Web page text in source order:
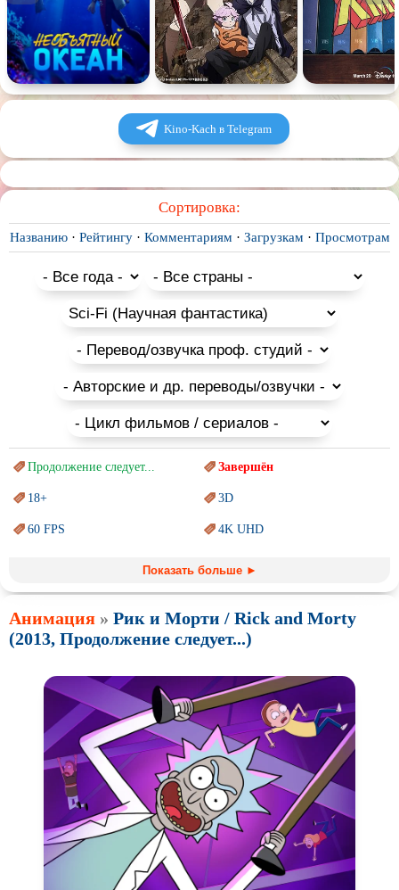
Kino-Kach в Telegram
Сортировка:
Названию· Рейтингу· Комментариям · Загрузкам · Просмотрам
Продолжение следует... Завершён
18+ 3D
60 FPS 4K UHD
Marvel PIXAR
Sci-Fi (Научнаяфантастика) Trash (трэш) movies
Аниме Антиутопия
Гении
Индийское кино Киберпанк
Коллекция Комикс
Маги и Волшебники Наркотики
Новогодние Основанное нареальных
событиях
Параллельные миры
Перевод Гоблина
Показать больше ►
Анимация » Рик и Морти / Rick and Morty
(2013, Продолжение следует...)